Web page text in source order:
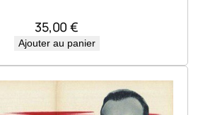
35,00€
Ajouter au panier